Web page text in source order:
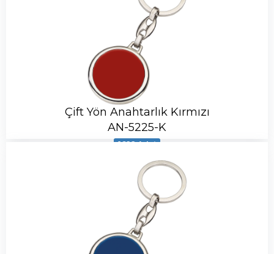
Çift Yön Anahtarlık Kırmızı
AN-5225-K
1622 Adet